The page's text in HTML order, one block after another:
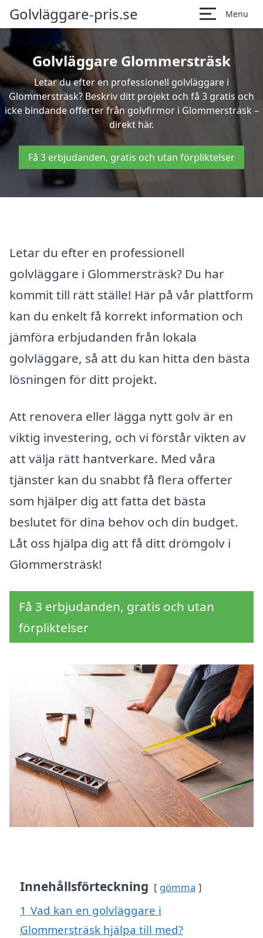
Golvläggare-pris.se Menu
Golvläggare Glommersträsk
Letar du efter en professionell golvläggare i
Glommersträsk? Beskriv ditt projekt och få 3 gratis och
icke bindande offerter från golvfirmor i Glommersträsk –
direkt här.
Få 3 erbjudanden, gratis och utan förpliktelser
Letar du efter en professionell
golvläggare i Glommersträsk? Du har
kommit till rätt ställe! Här på vår plattform
kan du enkelt få korrekt information och
jämföra erbjudanden från lokala
golvläggare, så att du kan hitta den bästa
lösningen för ditt projekt.
Att renovera eller lägga nytt golv är en
viktig investering, och vi förstår vikten av
att välja rätt hantverkare. Med våra
tjänster kan du snabbt få flera offerter
som hjälper dig att fatta det bästa
beslutet för dina behov och din budget.
Låt oss hjälpa dig att få ditt drömgolv i
Glommersträsk!
Få 3 erbjudanden, gratis och utan
förpliktelser
Innehållsförteckning gömma
1 Vad kan en golvläggare i
Glommersträsk hjälpa till med?